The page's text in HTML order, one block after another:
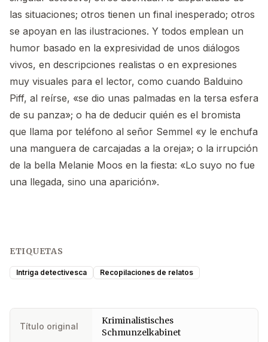
las situaciones; otros tienen un final inesperado; otros
se apoyan en las ilustraciones. Y todos emplean un
humor basado en la expresividad de unos diálogos
vivos, en descripciones realistas o en expresiones
muy visuales para el lector, como cuando Balduino
Piff, al reírse, «se dio unas palmadas en la tersa esfera
de su panza»; o ha de deducir quién es el bromista
que llama por teléfono al señor Semmel «y le enchufa
una manguera de carcajadas a la oreja»; o la irrupción
de la bella Melanie Moos en la fiesta: «Lo suyo no fue
una llegada, sino una aparición».
ETIQUETAS
Intriga detectivesca Recopilaciones de relatos
Título original
Kriminalistisches
Schmunzelkabinet